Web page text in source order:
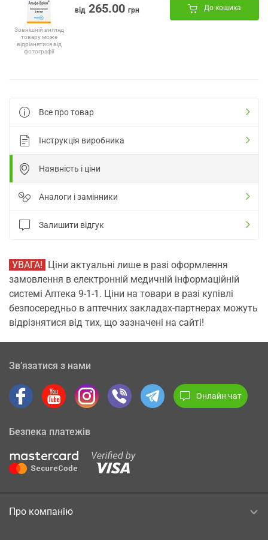
Зовнішній вигляд
товару може
відрізнятися від
фотографії
від 265.00 грн До кошика
Все про товар
Інструкція виробника
Наявність і ціни
Аналоги і замінники
Залишити відгук
УВАГА! Ціни актуальні лише в разі оформлення
замовлення в електронній медичній інформаційній
системі Аптека 9-1-1. Ціни на товари в разі купівлі
безпосередньо в аптечних закладах-партнерах можуть
відрізнятися від тих, що зазначені на сайті!
Зв’язатися з нами
Онлайн чат
Безпека платежів
Про компанію